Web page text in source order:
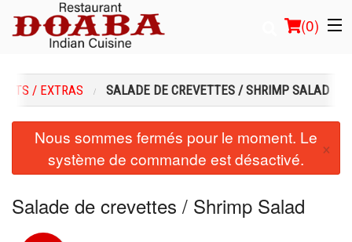
(0)
Commander en ligne
Emplacement
Connection
/ EXTRAS SALADE DE CREVETTES / SHRIMP SALAD
Nous sommes fermés pour le moment. Le
système de commande est désactivé.
×
Salade de crevettes / Shrimp Salad